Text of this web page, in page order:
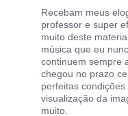
Recebam meus
professor e super
muito deste
música que eu
continuem sempre
chegou no prazo
perfeitas
visualização da
muito.